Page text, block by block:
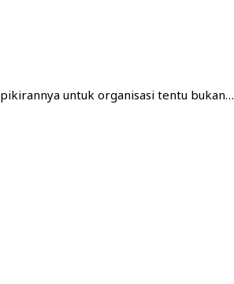
untuk organisasi tentu bukan…